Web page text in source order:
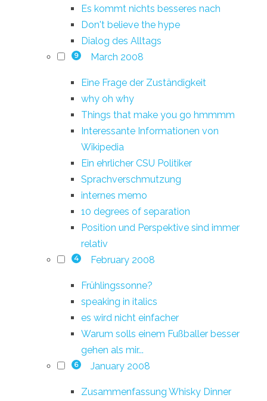
Es kommt nichts besseres nach
Don't believe the hype
Dialog des Alltags
9 March 2008
Eine Frage der Zuständigkeit
why oh why
Things that make you go hmmmm
Interessante Informationen von
Wikipedia
Ein ehrlicher CSU Politiker
Sprachverschmutzung
internes memo
10 degrees of separation
Position und Perspektive sind immer
relativ
4 February 2008
Frühlingssonne?
speaking in italics
es wird nicht einfacher
Warum solls einem Fußballer besser
gehen als mir...
6 January 2008
Zusammenfassung Whisky Dinner